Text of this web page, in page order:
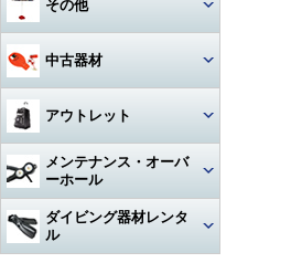
日焼け止め・クラゲ除け
冬用アクセサリー・暖かアイテ
ム
キーホルダー
耳栓・耳抜きアイテム
トラベルグッズ
水中遊び道具
サンダル
アパレルその他
ホース‐BC
ホース‐ゲージ（高圧）
ホース‐ドライスーツ
ホース‐その他
洗浄用品
アダプター
タンク関連
アクセサリー・その他
アクセサリー・その他
ウェットスーツ
ドライスーツ
フード
ウェイト
フーカー関連
水中通話装置
作業用道具
その他
激レアアイテム
タンク
タンク
移充填ホース
タンクアクセサリー・その他
簡易潜水器具・緊急浮上用セッ
水中スクーター
水中銃(スピアガン)・手モリ
中古器材
カメラ関連
ダイブコンピュータ
重器材
レギュレター
軽器材
アウトレット
重器材
軽器材
その他
メンテナンス・オーバ
ーホール
レギュレター（1st+2nd）オー
バーホール
ダイビング器材レンタ
ル